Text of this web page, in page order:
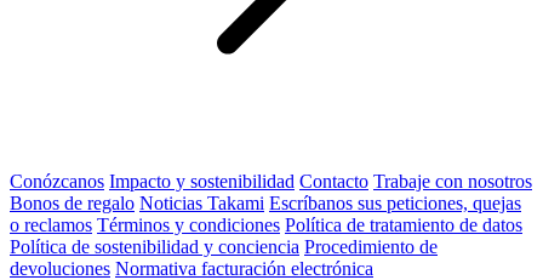
Conózcanos Impacto y sostenibilidad Contacto Trabaje con nosotros
Bonos de regalo Noticias Takami Escríbanos sus peticiones, quejas
o reclamos Términos y condiciones Política de tratamiento de datos
Política de sostenibilidad y conciencia Procedimiento de
devoluciones Normativa facturación electrónica